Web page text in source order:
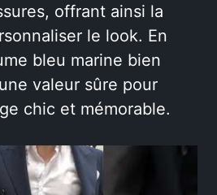
offrant ainsi la
le look. En
bleu marine bien
valeur sûre pour
chic et mémorable.